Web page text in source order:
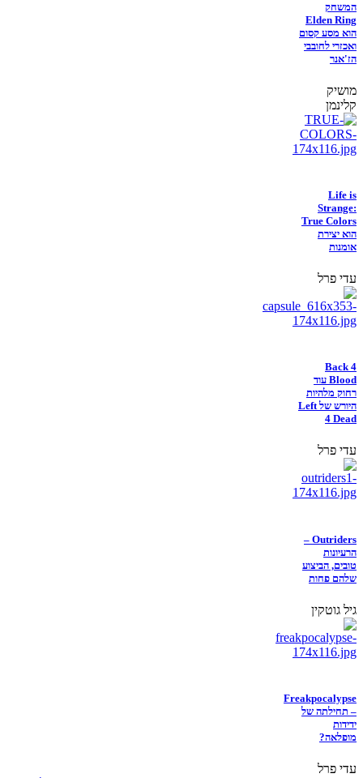
המשחק
Elden Ring
הוא מסע קסום
ואכזרי לחובבי
הז'אנר
מושיק
קלינמן
Life is
Strange:
True Colors
הוא יצירת
אומנות
עדי פרל
Back 4
Blood עוד
רחוק מלהיות
היורש של Left
4 Dead
עדי פרל
Outriders –
הרעיונות
טובים, הביצוע
שלהם פחות
גיל גוטקין
Freakpocalypse
– תחילתה של
ידידות
מופלאה?
עדי פרל